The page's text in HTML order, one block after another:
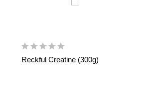
Reckful Creatine (300g)